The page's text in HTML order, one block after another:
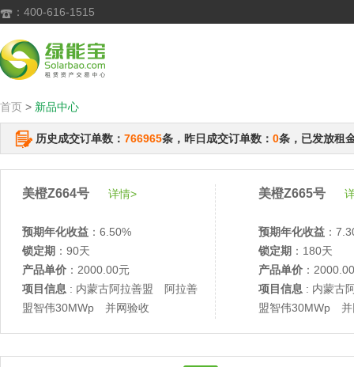
 ：400-616-1515
首页 > 新品中心
历史成交订单数： 766965条，昨日成交订单数： 0条，已发放租
美橙Z664号 详情>
预期年化收益 ：6.50%
锁定期 ：90天
产品单价 ：2000.00元
项目信息 : 内蒙古阿拉善盟 阿拉善
盟智伟30MWp 并网验收
美橙Z665号
预期年化收益 ：
锁定期 ：180天
产品单价 ：
项目信息 : 内蒙古
盟智伟30MWp 并